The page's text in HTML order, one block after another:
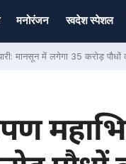
मनोरंजन स्वदेश स्पेशल
मानसून में लगेगा 35 करोड़